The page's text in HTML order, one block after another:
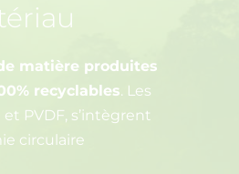
matière produites
recyclables. Les
PVDF, s’intègrent
circulaire